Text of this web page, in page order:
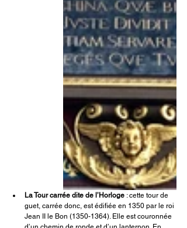
La Tour carrée dite de l’Horloge : cette tour de
guet, carrée donc, est édifiée en 1350 par le roi
Jean II le Bon (1350-1364). Elle est couronnée